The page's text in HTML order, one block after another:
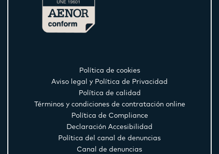
Política de cookies
Aviso legal y Política de Privacidad
Política de calidad
Términos y condiciones de contratación online
Política de Compliance
Declaración Accesibilidad
Política del canal de denuncias
Canal de denuncias